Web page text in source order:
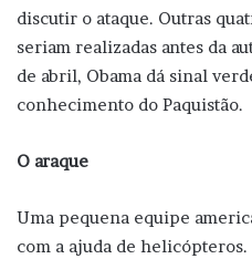
discutir o ataque. Outras
seriam realizadas antes da
de abril, Obama dá sinal
conhecimento do Paquistão.
O araque
Uma pequena equipe
com a ajuda de